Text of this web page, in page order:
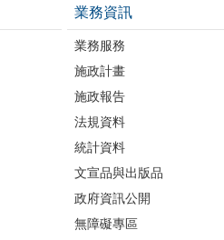
業務資訊
業務服務
施政計畫
施政報告
法規資料
統計資料
文宣品與出版品
政府資訊公開
無障礙專區